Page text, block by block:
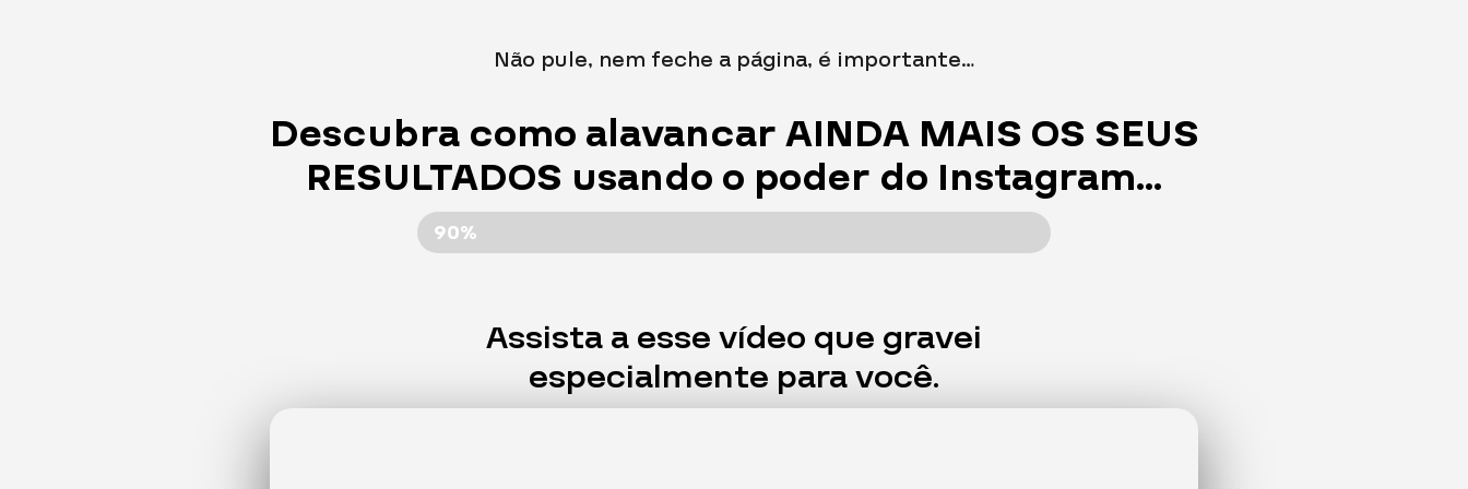
Não pule, nem feche a página, é importante…
Descubra como alavancar AINDA MAIS OS SEUS
RESULTADOS usando o poder do Instagram…
90%
Assista a esse vídeo que gravei
especialmente para você.